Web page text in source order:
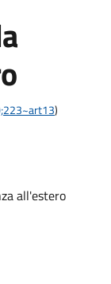
)
all'estero